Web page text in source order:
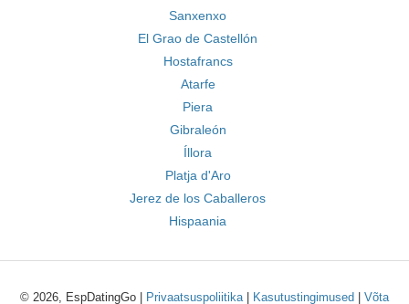
Sanxenxo
El Grao de Castellón
Hostafrancs
Atarfe
Piera
Gibraleón
Íllora
Platja d'Aro
Jerez de los Caballeros
Hispaania
© 2026, EspDatingGo | Privaatsuspoliitika| Kasutustingimused Võta